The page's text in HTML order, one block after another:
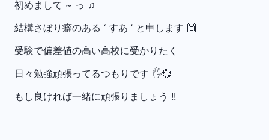
初めまして ~ っ ♫
結構さぼり癖のある ‘ すあ ’ と申します 🙌
受験で偏差値の高い高校に受かりたく
日々勉強頑張ってるつもりです 🖐️💞
もし良ければ一緒に頑張りましょう !!